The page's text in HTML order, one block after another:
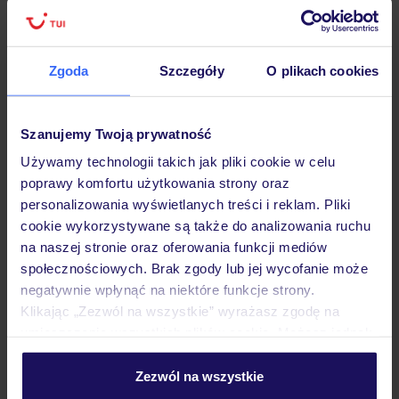
Zgoda Szczegóły O plikach cookies
Szanujemy Twoją prywatność
Używamy technologii takich jak pliki cookie w celu
poprawy komfortu użytkowania strony oraz
personalizowania wyświetlanych treści i reklam. Pliki
cookie wykorzystywane są także do analizowania ruchu
na naszej stronie oraz oferowania funkcji mediów
społecznościowych. Brak zgody lub jej wycofanie może
negatywnie wpłynąć na niektóre funkcje strony.
Klikając „Zezwól na wszystkie” wyrażasz zgodę na
personalizować swój wybór wchodząc w zakładkę
Zezwól na wszystkie
Hotel
Opinie
Pokoje
Wyżywienie